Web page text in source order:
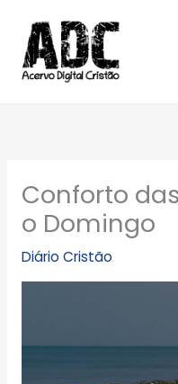
para
conteúdo
Conforto
o Domingo
Diário Cristão